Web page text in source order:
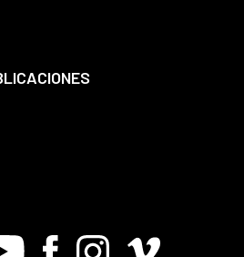
FacebookInstagram
Vimeo